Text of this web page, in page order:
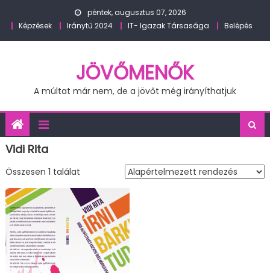
péntek, augusztus 07, 2026
Képzések
Iránytű 2024 IT- Igazak Társasága Belépés
JÖVŐMENŐK
A múltat már nem, de a jövőt még irányíthatjuk
Vidi Rita
Összesen 1 találat